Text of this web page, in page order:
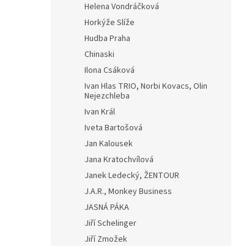
Helena Vondráčková
Horkýže Slíže
Hudba Praha
Chinaski
Ilona Csáková
Ivan Hlas TRIO, Norbi Kovacs, Olin
Nejezchleba
Ivan Král
Iveta Bartošová
Jan Kalousek
Jana Kratochvílová
Janek Ledecký, ŽENTOUR
J.A.R., Monkey Business
JASNÁ PÁKA
Jiří Schelinger
Jiří Zmožek